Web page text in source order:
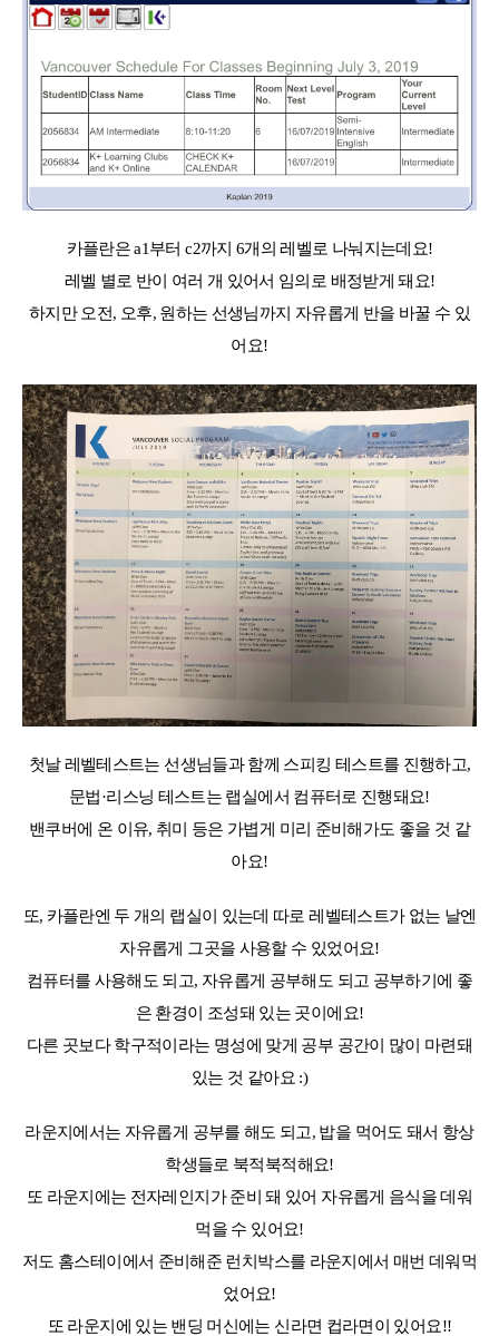
카플란은 a1부터 c2까지 6개의 레벨로 나눠지는데요!
레벨 별로 반이 여러 개 있어서 임의로 배정받게 돼요!
하지만 오전, 오후, 원하는 선생님까지 자유롭게 반을 바꿀 수 있
어요!
첫날 레벨테스트는 선생님들과 함께 스피킹 테스트를 진행하고,
문법·리스닝 테스트는 랩실에서 컴퓨터로 진행돼요!
밴쿠버에 온 이유, 취미 등은 가볍게 미리 준비해가도 좋을 것 같
아요!
또, 카플란엔 두 개의 랩실이 있는데 따로 레벨테스트가 없는 날엔
자유롭게 그곳을 사용할 수 있었어요!
컴퓨터를 사용해도 되고, 자유롭게 공부해도 되고 공부하기에 좋
은 환경이 조성돼 있는 곳이에요!
다른 곳보다 학구적이라는 명성에 맞게 공부 공간이 많이 마련돼
있는 것 같아요 :)
라운지에서는 자유롭게 공부를 해도 되고, 밥을 먹어도 돼서 항상
학생들로 북적북적해요!
또 라운지에는 전자레인지가 준비 돼 있어 자유롭게 음식을 데워
먹을 수 있어요!
저도 홈스테이에서 준비해준 런치박스를 라운지에서 매번 데워먹
었어요!
또 라운지에 있는 밴딩 머신에는 신라면 컵라면이 있어요!!